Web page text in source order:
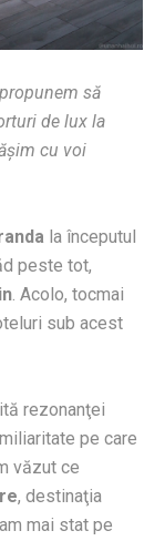
să
de lux la
cu voi
la începutul
peste tot,
. Acolo, tocmai
sub acest
rezonanţei
pe care
văzut ce
, destinaţia
mai stat pe